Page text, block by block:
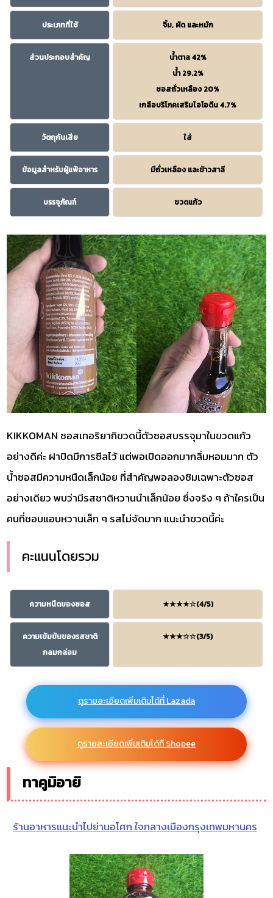
ประเภทที่ใช้ จิ้ม, ผัด และหมัก
ส่วนประกอบสำคัญ
น้ำตาล 42%
น้ำ 29.2%
ซอสถั่วเหลือง 20%
เกลือบริโภคเสริมไอโอดีน 4.7%
วัตถุกันเสีย ใส่
ข้อมูลสำหรับผู้แพ้อาหาร มีถั่วเหลือง และข้าวสาลี
บรรจุภัณฑ์ ขวดแก้ว
KIKKOMAN ซอสเทอริยากิขวดนี้ตัวซอสบรรจุมาในขวดแก้ว
อย่างดีค่ะ ฝาปิดมีการซีลไว้ แต่พอเปิดออกมากลิ่มหอมมาก ตัว
น้ำซอสมีความหนืดเล็กน้อย ที่สำคัญพอลองชิมเฉพาะตัวซอส
อย่างเดียว พบว่ามีรสชาติหวานนำเล็กน้อย ซึ่งจริง ๆ ถ้าใครเป็น
คนที่ชอบแอบหวานเล็ก ๆ รสไม่จัดมาก แนะนำขวดนี้ค่ะ
คะแนนโดยรวม
ความหนืดของซอส ★★★★☆(4/5)
ความเข้มข้นของรสชาติ
กลมกล่อม
★★★☆☆(3/5)
ดูรายละเอียดเพิ่มเติมได้ที่ Lazada
ดูรายละเอียดเพิ่มเติมได้ที่ Shopee
ทาคูมิอายิ
ร้านอาหารแนะนำไปย่านอโศก ใจกลางเมืองกรุงเทพมหานคร